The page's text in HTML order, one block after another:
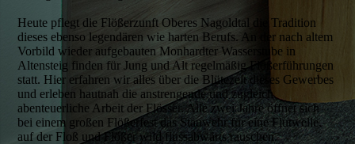
Heute pflegt die Flößerzunft Oberes Nagoldtal die Tradition
dieses ebenso legendären wie harten Berufs. An der nach altem
Vorbild wieder aufgebauten Monhardter Wasserstube in
Altensteig finden für Jung und Alt regelmäßig Flößerführungen
statt. Hier erfahren wir alles über die Blütezeit dieses Gewerbes
und erleben hautnah die anstrengende und zugleich
abenteuerliche Arbeit der Flösser. Alle zwei Jahre öffnet sich
bei einem großen Flößerfest das Stauwehr für eine Flutwelle,
auf der Floß und Flößer wild flussabwärts rauschen.